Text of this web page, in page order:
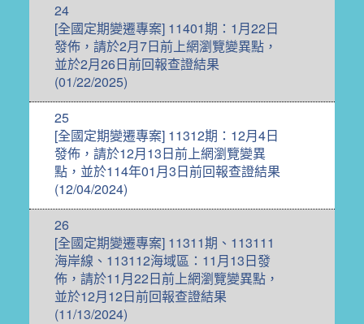
24
[全國定期變遷專案] 11401期：1月22日
發佈，請於2月7日前上網瀏覽變異點，
並於2月26日前回報查證結果
(01/22/2025)
25
[全國定期變遷專案] 11312期：12月4日
發佈，請於12月13日前上網瀏覽變異
點，並於114年01月3日前回報查證結果
(12/04/2024)
26
[全國定期變遷專案] 11311期、113111
海岸線、113112海域區：11月13日發
佈，請於11月22日前上網瀏覽變異點，
並於12月12日前回報查證結果
(11/13/2024)